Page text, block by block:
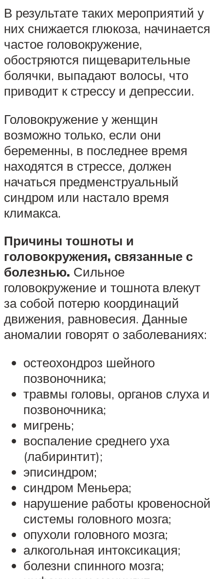
В результате таких мероприятий у
них снижается глюкоза, начинается
частое головокружение,
обостряются пищеварительные
болячки, выпадают волосы, что
приводит к стрессу и депрессии.
Головокружение у женщин
возможно только, если они
беременны, в последнее время
находятся в стрессе, должен
начаться предменструальный
синдром или настало время
климакса.
Причины тошноты и
головокружения, связанные с
болезнью. Сильное
головокружение и тошнота влекут
за собой потерю координаций
движения, равновесия. Данные
аномалии говорят о заболеваниях:
остеохондроз шейного
позвоночника;
травмы головы, органов слуха и
позвоночника;
мигрень;
воспаление среднего уха
(лабиринтит);
эписиндром;
синдром Меньера;
нарушение работы кровеносной
системы головного мозга;
опухоли головного мозга;
алкогольная интоксикация;
болезни спинного мозга;